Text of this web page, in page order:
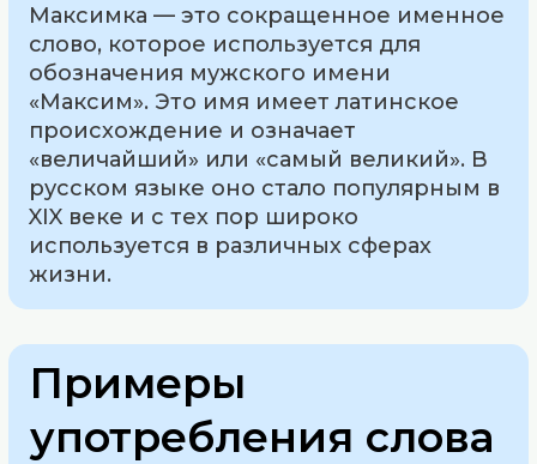
Максимка — это сокращенное именное
слово, которое используется для
обозначения мужского имени
«Максим». Это имя имеет латинское
происхождение и означает
«величайший» или «самый великий». В
русском языке оно стало популярным в
XIX веке и с тех пор широко
используется в различных сферах
жизни.
Примеры
употребления слова